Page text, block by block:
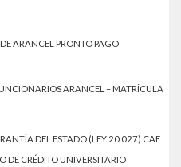
ARANCEL PRONTO PAGO
ARANCEL – MATRÍCULA
DEL ESTADO (LEY 20.027) CAE
DE CRÉDITO UNIVERSITARIO